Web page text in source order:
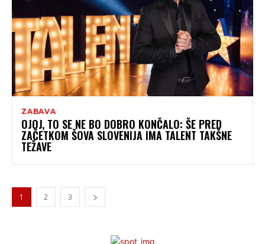
ZABAVA
OJOJ, TO SE NE BO DOBRO KONČALO: ŠE PRED
ZAČETKOM ŠOVA SLOVENIJA IMA TALENT TAKŠNE
TEŽAVE
1 2 3